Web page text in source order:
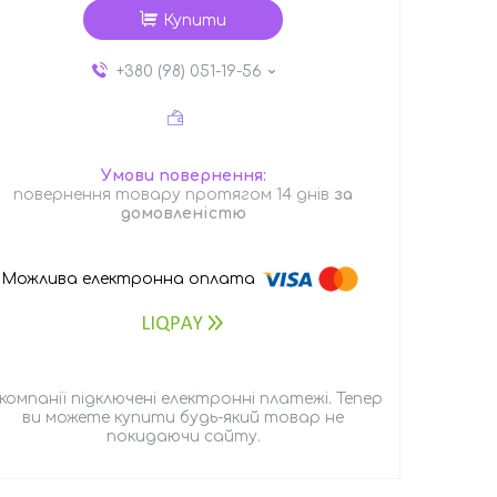
Купити
+380 (98) 051-19-56
повернення товару протягом 14 днів за
домовленістю
підключені електронні платежі. Тепер
ви можете купити будь-який товар не
покидаючи сайту.